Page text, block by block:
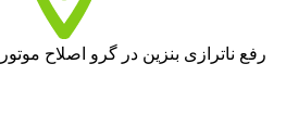
رفع ناترازی بنزین در گرو اصلاح